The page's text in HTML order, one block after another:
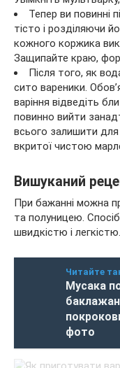
Тепер ви повинні
тісто і розділяючи
кожного коржика
Защипайте краю,
Після того, як
сито вареники.
варіння відведіть
повинно вийти
всього залишити для
вкритої чистою
Вишуканий
При бажанні можна
та полуницею.
швидкістю і легкістю.
Читайте
Мусака
фото